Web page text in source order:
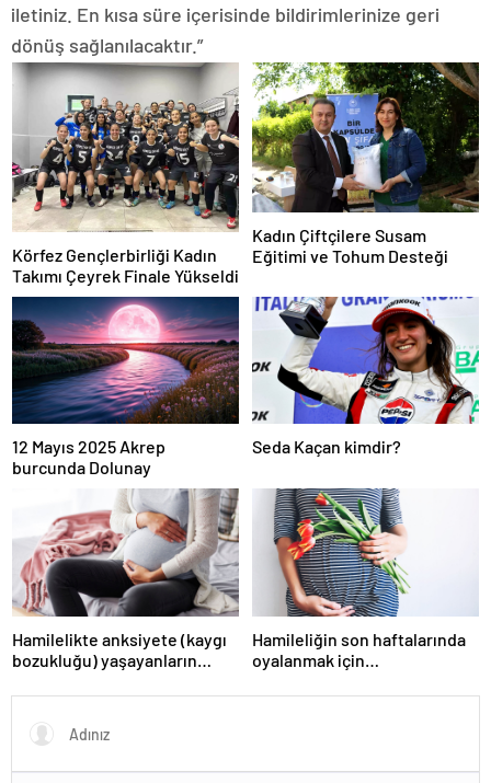
iletiniz. En kısa süre içerisinde bildirimlerinize geri
dönüş sağlanılacaktır.”
Körfez Gençlerbirliği Kadın
Takımı Çeyrek Finale Yükseldi
Kadın Çiftçilere Susam
Eğitimi ve Tohum Desteği
12 Mayıs 2025 Akrep
burcunda Dolunay
Seda Kaçan kimdir?
Hamilelikte anksiyete (kaygı
bozukluğu) yaşayanların
Hamileliğin son haftalarında
oyalanmak için…